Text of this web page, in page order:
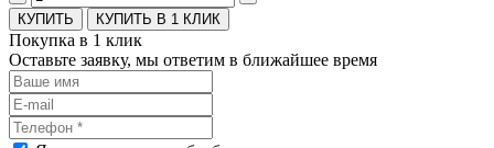
КУПИТЬ В 1 КЛИК
Покупка в 1 клик
Оставьте заявку, мы ответим в ближайшее время